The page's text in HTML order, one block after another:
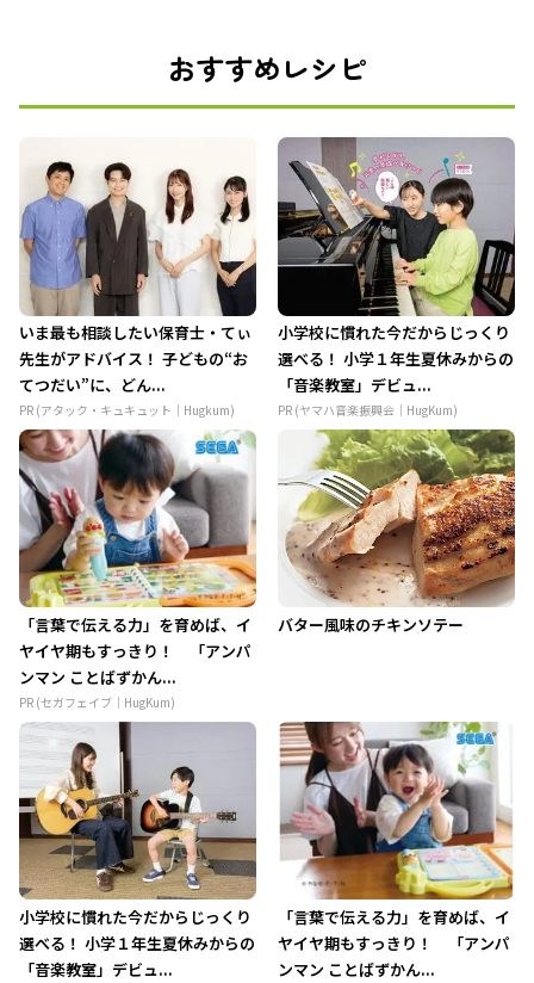
おすすめレシピ
いま最も相談したい保育士・てぃ
先生がアドバイス！ 子どもの“お
てつだい”に、どん...
PR (アタック・キュキュット｜Hugkum)
小学校に慣れた今だからじっくり
選べる！ 小学１年生夏休みからの
「音楽教室」デビュ...
PR (ヤマハ音楽振興会｜HugKum)
「言葉で伝える力」を育めば、イ
ヤイヤ期もすっきり！ 「アンパ
ンマン ことばずかん...
PR (セガフェイブ｜HugKum)
バター風味のチキンソテー
小学校に慣れた今だからじっくり
選べる！ 小学１年生夏休みからの
「音楽教室」デビュ...
「言葉で伝える力」を育めば、イ
ヤイヤ期もすっきり！ 「アンパ
ンマン ことばずかん...